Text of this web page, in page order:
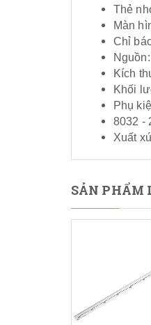
Thẻ
Màn
Chỉ
Kích
Khối
Phụ
8032 -
Xuất
SẢN PHẨM